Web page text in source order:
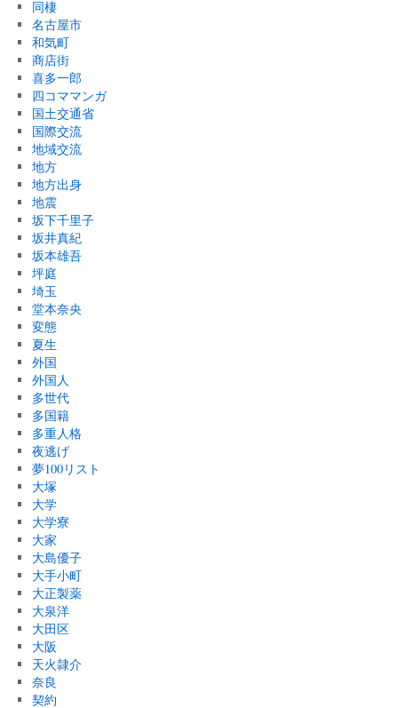
同棲
名古屋市
和気町
商店街
喜多一郎
四コママンガ
国土交通省
国際交流
地域交流
地方
地方出身
地震
坂下千里子
坂井真紀
坂本雄吾
坪庭
埼玉
堂本奈央
変態
夏生
外国
外国人
多世代
多国籍
多重人格
夜逃げ
夢100リスト
大塚
大学
大学寮
大家
大島優子
大手小町
大正製薬
大泉洋
大田区
大阪
天火隷介
奈良
契約